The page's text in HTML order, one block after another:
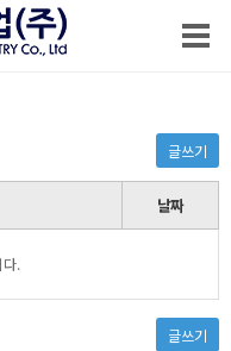
글쓰기
날짜
다.
글쓰기